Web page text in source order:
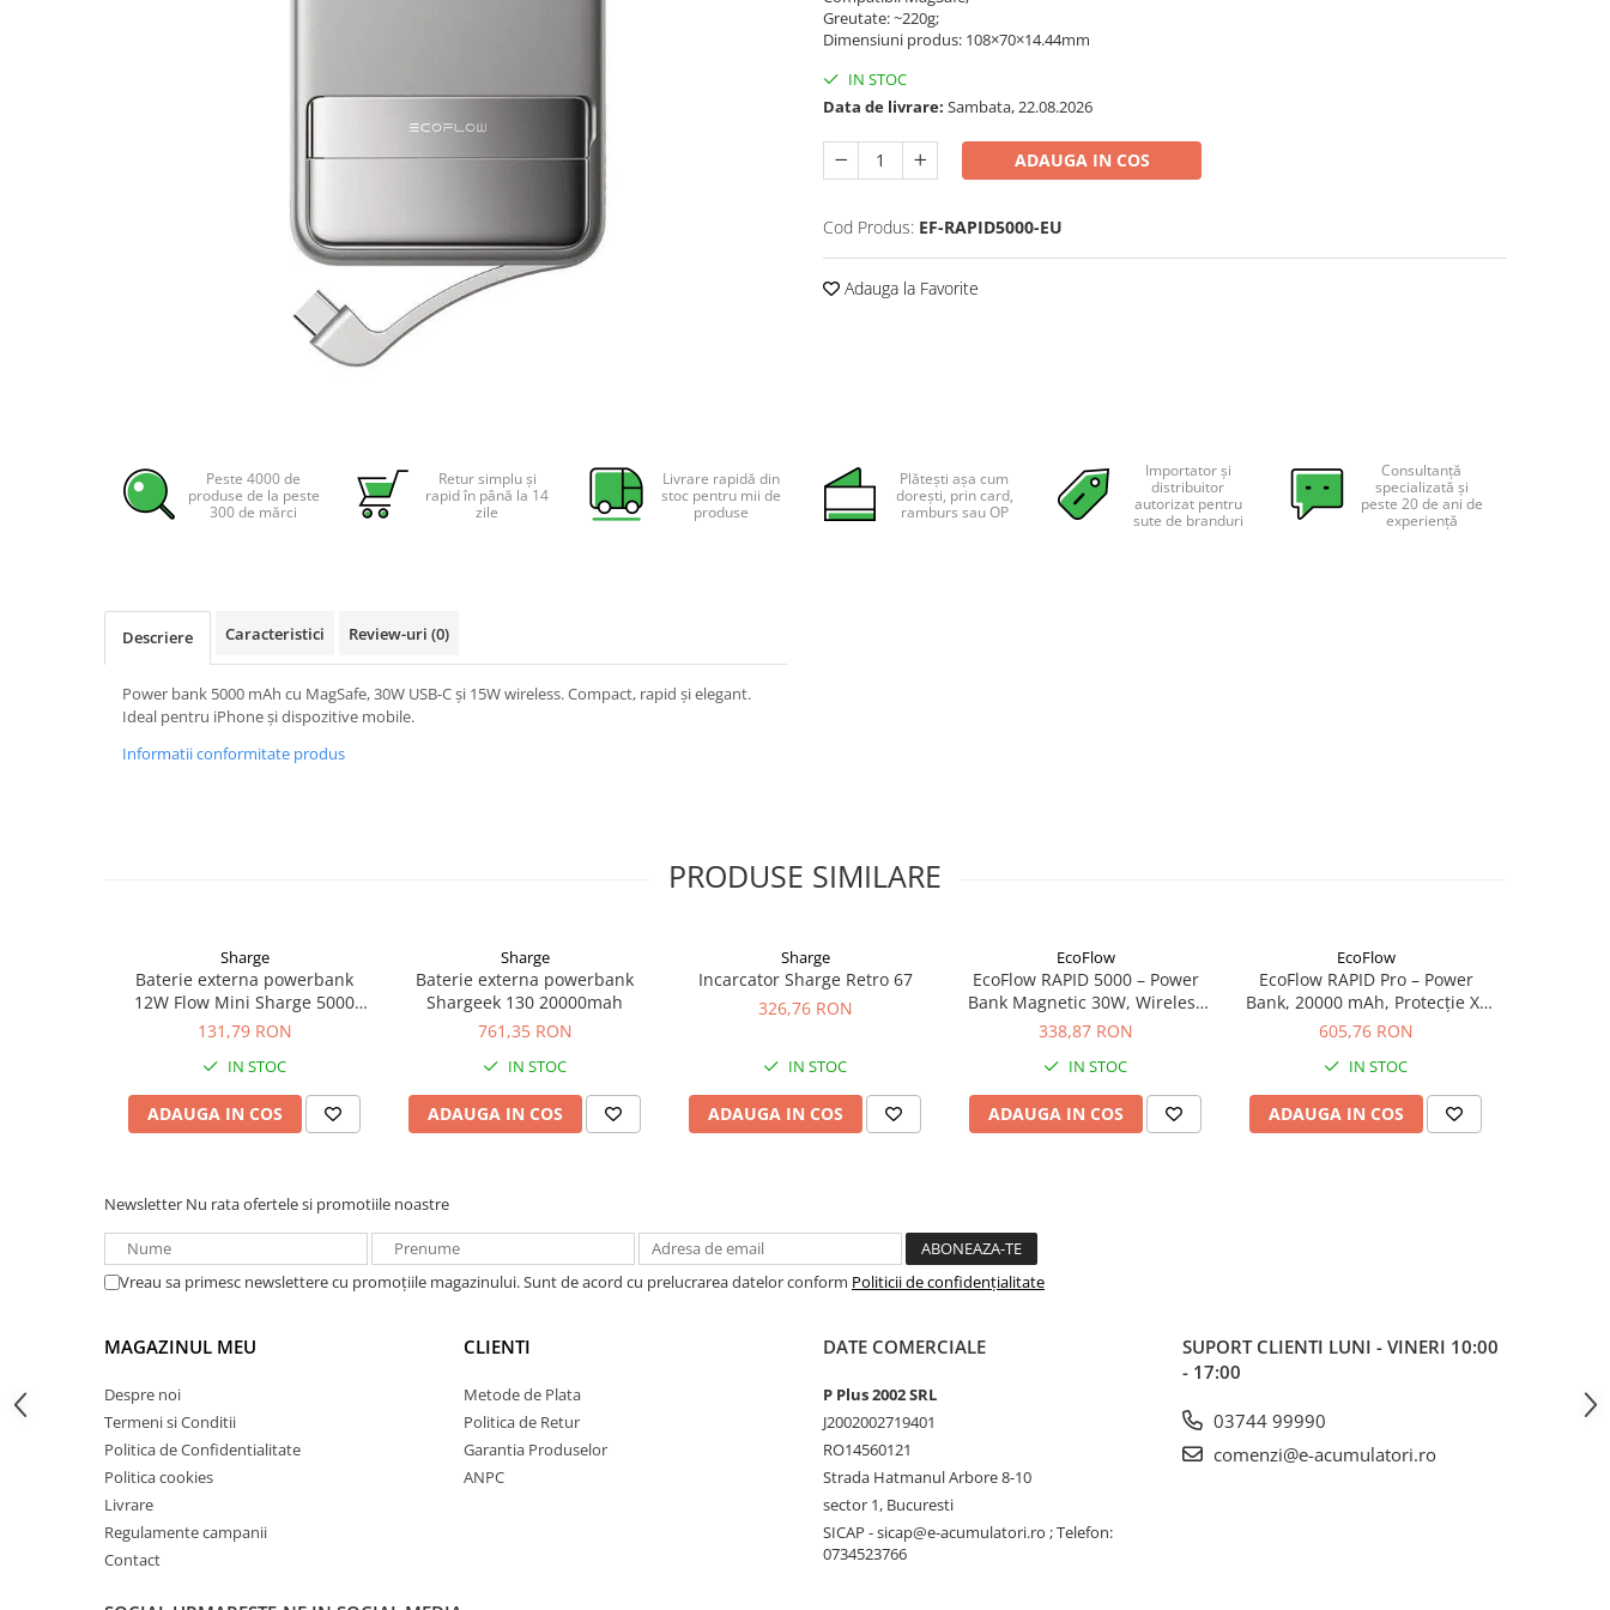
Sisteme de stocare energie
Sisteme fotovoltaice complete
Sisteme fotovoltaice de putere
mica (rulota/caravan/case de
Sisteme fotovoltaice profesionale
Pachete sisteme fotovoltaice
Prize de incarcare vehicule
Tractiune / LiFePo4
Baterii si acumulatori gel si VRLA
Baterii si acumulatori AGM VRLA
Acumulatori Moto, ATV
SLA AGM (Sealed Lead Acid)
Deep Cycle - Tractiune/Semi-
Marine & Caravan
Pachete acumulatori VRLA
Facebook
Greutate: ~220g;
Dimensiuni produs: 108×70×14.44mm
IN STOC
Data de livrare: Sambata, 22.08.2026
ADAUGA IN COS
Cod Produs: EF-RAPID5000-EU
Adauga la Favorite
Peste 4000 de
produse de la peste
300 de mărci
Retur simplu și
rapid în până la 14
zile
Livrare rapidă din
stoc pentru mii de
produse
Plătești așa cum
dorești, prin card,
ramburs sau OP
Importator și
distribuitor
autorizat pentru
sute de branduri
Consultanță
specializată și
peste 20 de ani de
experiență
Descriere Caracteristici Review-uri (0)
Power bank 5000 mAh cu MagSafe, 30W USB-C și 15W wireless. Compact, rapid și elegant.
Ideal pentru iPhone și dispozitive mobile.
Informatii conformitate produs
PRODUSE SIMILARE
Sharge
Baterie externa powerbank
12W Flow Mini Sharge 5000
mah
131,79 RON
IN STOC
ADAUGA IN COS
Sharge
Baterie externa powerbank
Shargeek 130 20000mah
761,35 RON
IN STOC
ADAUGA IN COS
Sharge
Incarcator Sharge Retro 67
326,76 RON
IN STOC
ADAUGA IN COS
EcoFlow
EcoFlow RAPID 5000 – Power
Bank Magnetic 30W, Wireless
15W, negru
338,87 RON
IN STOC
ADAUGA IN COS
EcoFlow
EcoFlow RAPID Pro – Power
Bank, 20000 mAh, Protecție X-
Guard
605,76 RON
IN STOC
ADAUGA IN COS
Newsletter Nu rata ofertele si promotiile noastre
Vreau sa primesc newslettere cu promoțiile magazinului. Sunt de acord cu prelucrarea datelor conform Politicii de confidențialitate
MAGAZINUL MEU
Despre noi
Termeni si Conditii
Politica de Confidentialitate
Politica cookies
Livrare
Regulamente campanii
Contact
CLIENTI
Metode de Plata
Politica de Retur
Garantia Produselor
ANPC
DATE COMERCIALE
P Plus 2002 SRL
J2002002719401
RO14560121
Strada Hatmanul Arbore 8-10
sector 1, Bucuresti
SICAP - sicap@e-acumulatori.ro ; Telefon:
0734523766
SUPORT CLIENTI LUNI - VINERI 10:00
- 17:00
03744 99990
comenzi@e-acumulatori.ro